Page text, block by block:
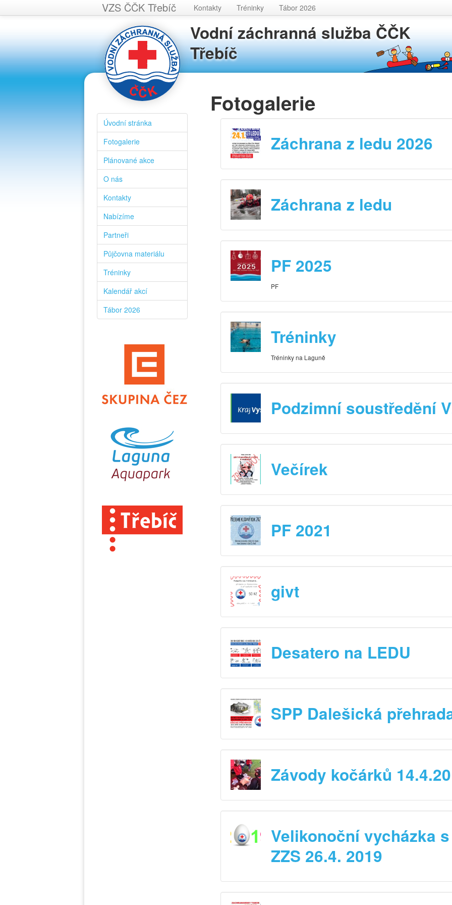
VZS ČČK Třebíč Kontakty Tréninky Tábor 2026
Vodní záchranná služba ČČK
Třebíč
Úvodní stránka
Fotogalerie
Plánované akce
O nás
Kontakty
Nabízíme
Partneři
Půjčovna materiálu
Tréninky
Kalendář akcí
Tábor 2026
Fotogalerie
Záchrana z ledu 2026
Záchrana z ledu
PF 2025
PF
Tréninky
Tréninky na Laguně
Podzimní soustředění
Večírek
PF 2021
givt
Desatero na LEDU
SPP Dalešická
Závody kočárků
Velikonoční vycházka
ZZS 26.4. 2019